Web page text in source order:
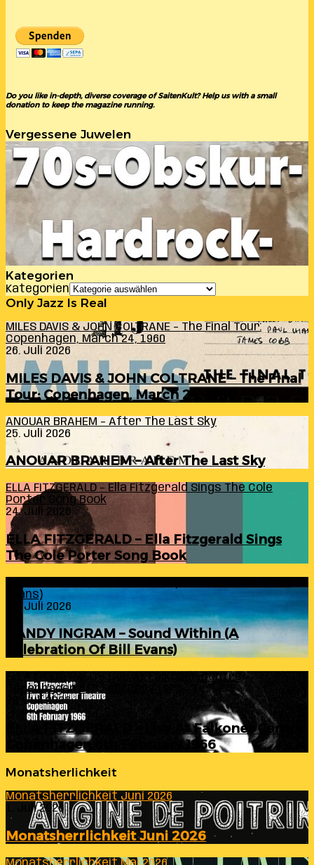
Do you like in-depth, diverse coverage of SaitenKult? Help us with a small
donation to keep the magazine running.
Vergessene Juwelen
Kategorien
Kategorien
Only Jazz Is Real
MILES DAVIS & JOHN COLTRANE – The Final Tour:
Copenhagen, March 24, 1960
26. Juli 2026
MILES DAVIS & JOHN COLTRANE – The Final
Tour: Copenhagen, March 24, 1960
ANOUAR BRAHEM – After The Last Sky
25. Juli 2026
ANOUAR BRAHEM – After The Last Sky
ELLA FITZGERALD – Ella Fitzgerald Sings The Cole
Porter Song Book
24. Juli 2026
ELLA FITZGERALD – Ella Fitzgerald Sings
The Cole Porter Song Book
Evans)
24. Juli 2026
RANDY INGRAM – Sound Within (A
Celebration Of Bill Evans)
ELLA FITZGERALD – Live At Falkoner Centre
Copenhagen 6th February 1966
23. Juli 2026
ELLA FITZGERALD – Live At Falkoner Centre
Copenhagen 6th February 1966
Monatsherlichkeit
Monatsherrlichkeit Juni 2026
1. Juli 2026
Monatsherrlichkeit Juni 2026